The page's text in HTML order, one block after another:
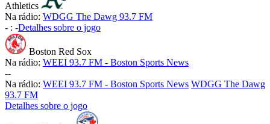
Athletics
Na rádio: WDGG The Dawg 93.7 FM
- : -Detalhes sobre o jogo
Boston Red Sox
Na rádio: WEEI 93.7 FM - Boston Sports News
--
Na rádio: WEEI 93.7 FM - Boston Sports News WDGG The Dawg
93.7 FM
Detalhes sobre o jogo